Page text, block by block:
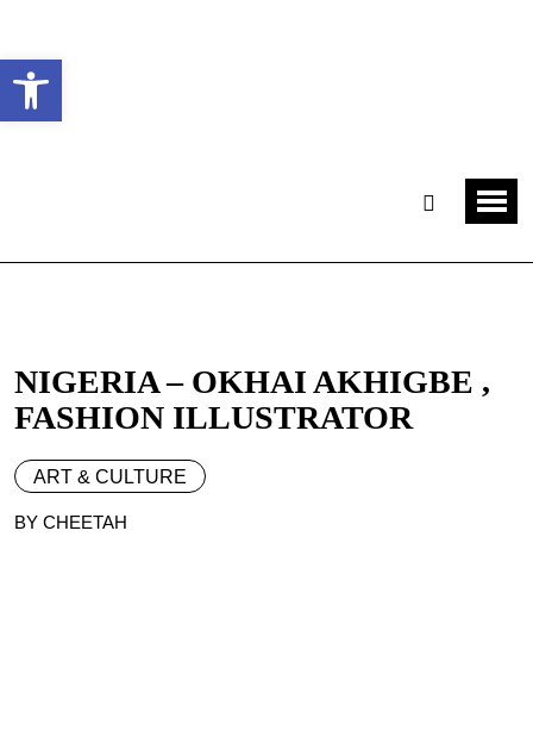
Ouvrir la barre d’outils
NIGERIA – OKHAI AKHIGBE ,
FASHION ILLUSTRATOR
ART & CULTURE
BY CHEETAH